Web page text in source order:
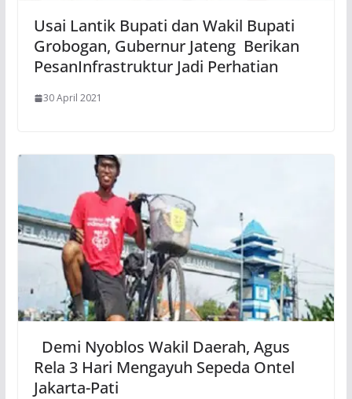
Usai Lantik Bupati dan Wakil Bupati
Grobogan, Gubernur Jateng Berikan
PesanInfrastruktur Jadi Perhatian
30 April 2021
Demi Nyoblos Wakil Daerah, Agus
Rela 3 Hari Mengayuh Sepeda Ontel
Jakarta-Pati